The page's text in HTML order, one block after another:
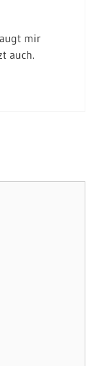
mir
auch.